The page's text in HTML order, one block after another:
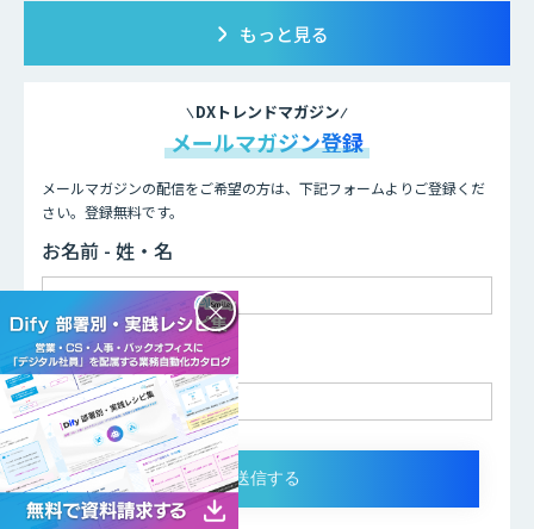
もっと見る
DXトレンドマガジン
メールマガジン登録
メールマガジンの配信をご希望の方は、下記フォームよりご登録くだ
さい。登録無料です。
お名前 - 姓・名
メールアドレス
×